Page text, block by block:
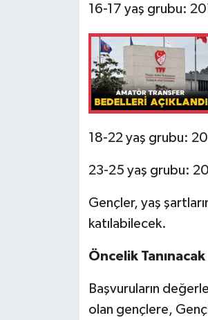
16-17 yaş grubu:
18-22 yaş grubu:
23-25 yaş grubu:
Gençler, yaş
katılabilecek.
Öncelik
Başvuruların
olan gençlere,